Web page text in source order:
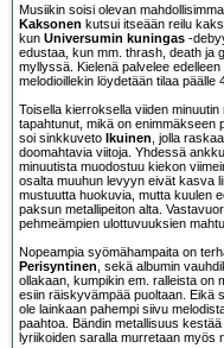
Musiikin soisi olevan
Kaksonen kutsui itseään reilu
kun Universumin kuningas -
edustaa, kun mm. thrash, death ja
myllyssä. Kielenä palvelee
melodioillekin löydetään tilaa päälle
Toisella kierroksella viiden minuutin
tapahtunut, mikä on enimmäkseen
soi sinkkuveto Ikuinen , jolla
doomahtavia viitoja. Yhdessä
minuutista muodostuu kiekon
osalta muuhun levyyn eivät kasva
mustuutta huokuvia, mutta kuulen
paksun metallipeiton alta.
pehmeämpien ulottuvuuksien
Nopeampia syömähampaita on
Perisyntinen , sekä albumin
ollakaan, kumpikin em. ralleista on
esiin räiskyvämpää puoltaan. Eikä
ole lainkaan pahempi siivu
paahtoa. Bändin metallisuus
lyriikoiden saralla murretaan myös